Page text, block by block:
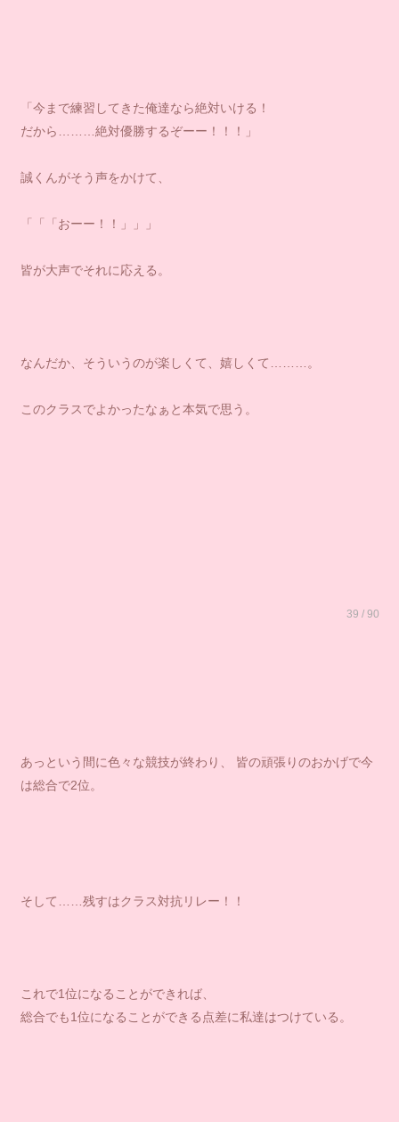
「今まで練習してきた俺達なら絶対いける！
だから………絶対優勝するぞーー！！！」
誠くんがそう声をかけて、
「「「おーー！！」」」
皆が大声でそれに応える。
なんだか、そういうのが楽しくて、嬉しくて………。
このクラスでよかったなぁと本気で思う。
39 / 90
あっという間に色々な競技が終わり、 皆の頑張りのおかげで今
は総合で2位。
そして……残すはクラス対抗リレー！！
これで1位になることができれば、
総合でも1位になることができる点差に私達はつけている。